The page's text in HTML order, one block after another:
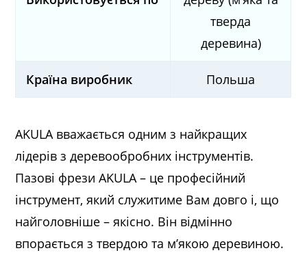
тверда
деревина)
Країна виробник Польша
AKULA вважається одним з найкращих
лідерів з деревообробних інструментів.
Пазові фрези AKULA – це професійний
інструмент, який служитиме Вам довго і, що
найголовніше – якісно. Він відмінно
впорається з твердою та м’якою деревиною.